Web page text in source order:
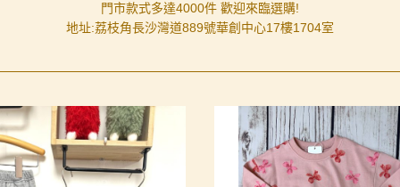
門市款式多達4000件 歡迎來臨選購!
地址:荔枝角長沙灣道889號華創中心17樓1704室